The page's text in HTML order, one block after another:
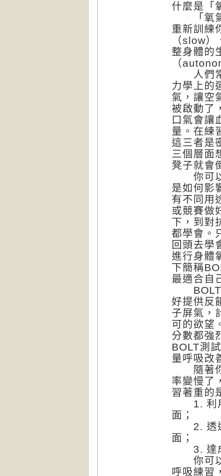
什麼是「
「氧氣
重新訓練
（slow
整身體的
（
人們常
力學上的
氣，讓空
被啟動了
口氣會讓
量。在練
這三者是
三個層面
凳子就會
你可以
是如何影
有不同用
或競賽做
下，到對
都學會。
回頭去學
進行身體
下簡稱
最適合自
BOLT
好提供反
子屏氣，
可的欲望
分數都強
BOLT測
量呼吸改
隨著你
率變慢了
習著重的
1. 利用
面；
2. 透過
面；
3. 達成
你可以
呼吸練習